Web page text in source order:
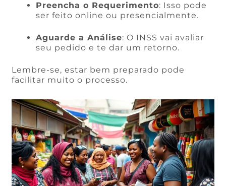
Preencha o Requerimento: Isso pode
ser feito online ou presencialmente.
Aguarde a Análise: O INSS vai avaliar
seu pedido e te dar um retorno.
Lembre-se, estar bem preparado pode
facilitar muito o processo.